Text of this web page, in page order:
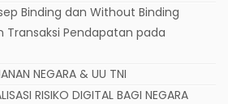
Binding dan Without Binding
Transaksi Pendapatan pada
NEGARA & UU TNI
RISIKO DIGITAL BAGI NEGARA